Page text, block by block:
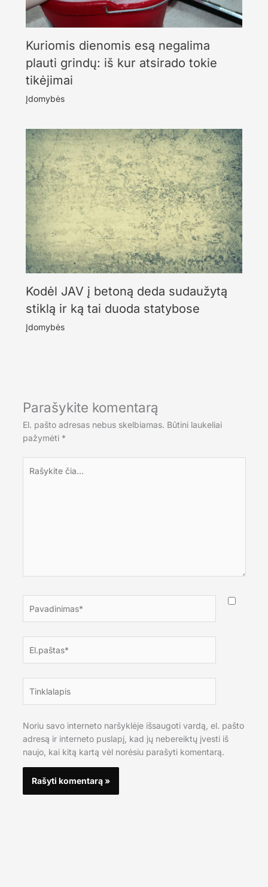
Kuriomis dienomis esą negalima
plauti grindų: iš kur atsirado tokie
tikėjimai
Įdomybės
Kodėl JAV į betoną deda sudaužytą
stiklą ir ką tai duoda statybose
Įdomybės
Parašykite komentarą
El. pašto adresas nebus skelbiamas. Būtini laukeliai
pažymėti *
čia...
Noriu savo interneto naršyklėje išsaugoti vardą, el. pašto
adresą ir interneto puslapį, kad jų nebereiktų įvesti iš
naujo, kai kitą kartą vėl norėsiu parašyti komentarą.